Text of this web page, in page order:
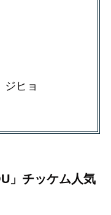
ジヒョ
」チッケム人気